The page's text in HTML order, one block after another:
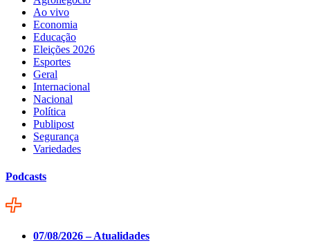
Ao vivo
Economia
Educação
Eleições 2026
Esportes
Geral
Internacional
Nacional
Política
Publipost
Segurança
Variedades
Podcasts
07/08/2026 – Atualidades